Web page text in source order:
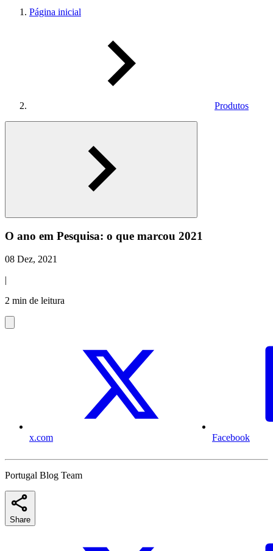
Página inicial
Produtos
O ano em Pesquisa: o que marcou 2021
08 Dez, 2021
|
2 min de leitura
x.com Facebook
Portugal Blog Team
Share